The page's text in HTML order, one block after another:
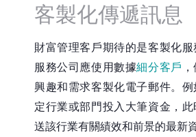
客製化傳遞訊息
財富管理客戶期待的是客製化
服務公司應使用數據細分客戶
興趣和需求客製化電子郵件。
定行業或部門投入大筆資金，
送該行業有關績效和前景的最新資